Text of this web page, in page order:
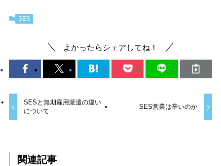
SES
よかったらシェアしてね！
SESと無期雇用派遣の違い
について
SES営業は辛いのか
関連記事